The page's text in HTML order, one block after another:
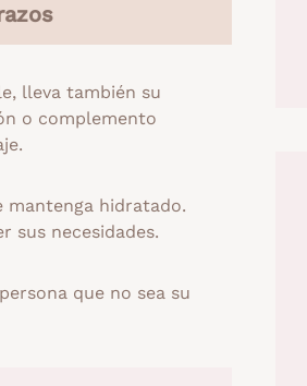
lleva también su
o complemento
mantenga hidratado.
sus necesidades.
que no sea su